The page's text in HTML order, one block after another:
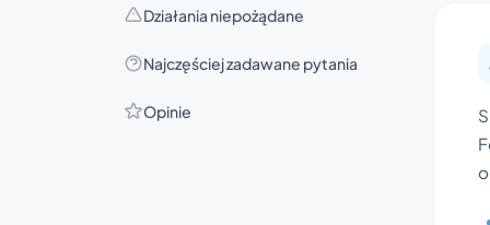
Działania niepożądane
Najczęściej zadawane pytania
Opinie